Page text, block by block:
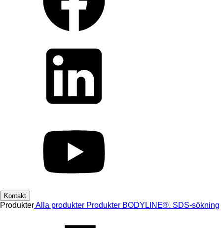
Kontakt
ProdukterAlla produkter Produkter BODYLINE®. SDS-sökning